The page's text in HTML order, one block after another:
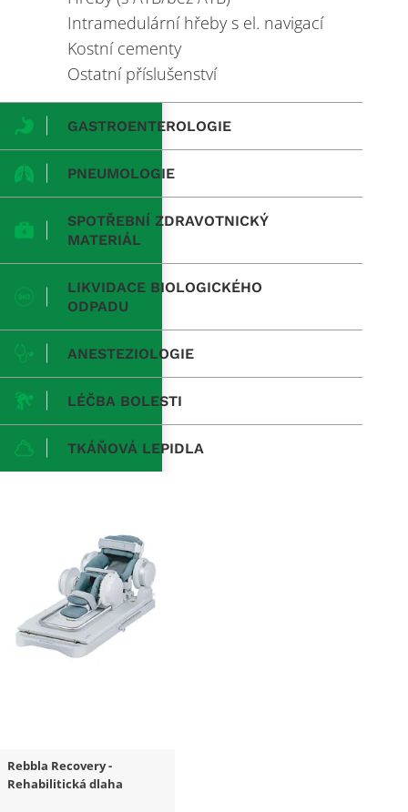
Intramedulární hřeby s el. navigací
Kostní cementy
Ostatní příslušenství
GASTROENTEROLOGIE
PNEUMOLOGIE
SPOTŘEBNÍ ZDRAVOTNICKÝ
MATERIÁL
LIKVIDACE BIOLOGICKÉHO
ODPADU
ANESTEZIOLOGIE
LÉČBA BOLESTI
TKÁŇOVÁ LEPIDLA
Rebbla Recovery -
Rehabilitická dlaha